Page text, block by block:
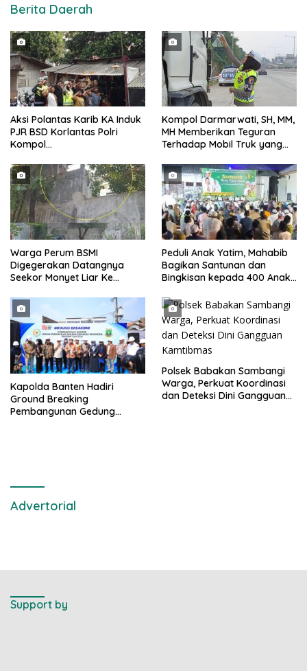
Berita Daerah
Aksi Polantas Karib KA Induk
PJR BSD Korlantas Polri
Kompol
bersama Personilnya
Membagikan Bendera Merah
Putih Berserta Tiangnya
Kompol Darmarwati, SH, MM,
MH Memberikan Teguran
Terhadap Mobil Truk yang
Tanggerang Kota
Warga Perum BSMI
Digegerakan Datangnya
Seekor Monyet Liar Ke
Peduli Anak Yatim, Mahabib
Bagikan Santunan dan
Bingkisan kepada 400 Anak
Kapolda Banten Hadiri
Ground Breaking
Pembangunan Gedung
Polsek Babakan Sambangi
Warga, Perkuat Koordinasi
dan Deteksi Dini Gangguan
Advertorial
Support by